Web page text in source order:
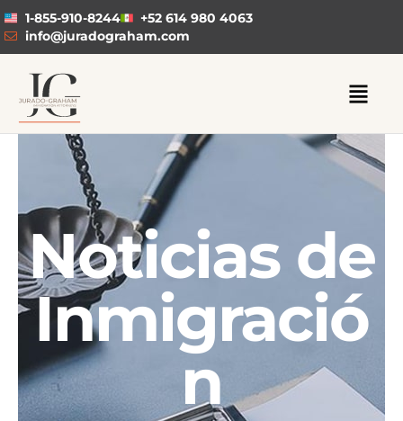
1-855-910-8244
+52 614 980 4063
info@juradograham.com
Noticias de
Inmigració
n